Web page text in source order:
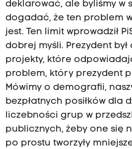
deklarować, ale byliśmy w
dogadać, że ten problem
jest. Ten limit wprowadził
dobrej myśli. Prezydent
projekty, które
problem, który prezydent
Mówimy o demografii,
bezpłatnych posiłków dla
liczebności grup w
publicznych, żeby one się
po prostu tworzyły